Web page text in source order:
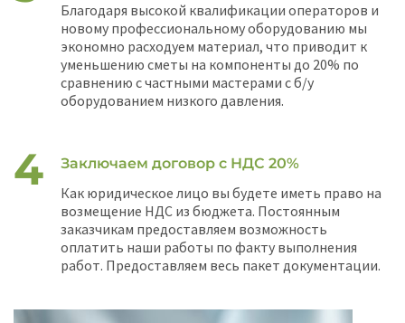
Благодаря высокой квалификации операторов и
новому профессиональному оборудованию мы
экономно расходуем материал, что приводит к
уменьшению сметы на компоненты до 20% по
сравнению с частными мастерами с б/у
оборудованием низкого давления.
Заключаем договор с НДС 20%
Как юридическое лицо вы будете иметь право на
возмещение НДС из бюджета. Постоянным
заказчикам предоставляем возможность
оплатить наши работы по факту выполнения
работ. Предоставляем весь пакет документации.